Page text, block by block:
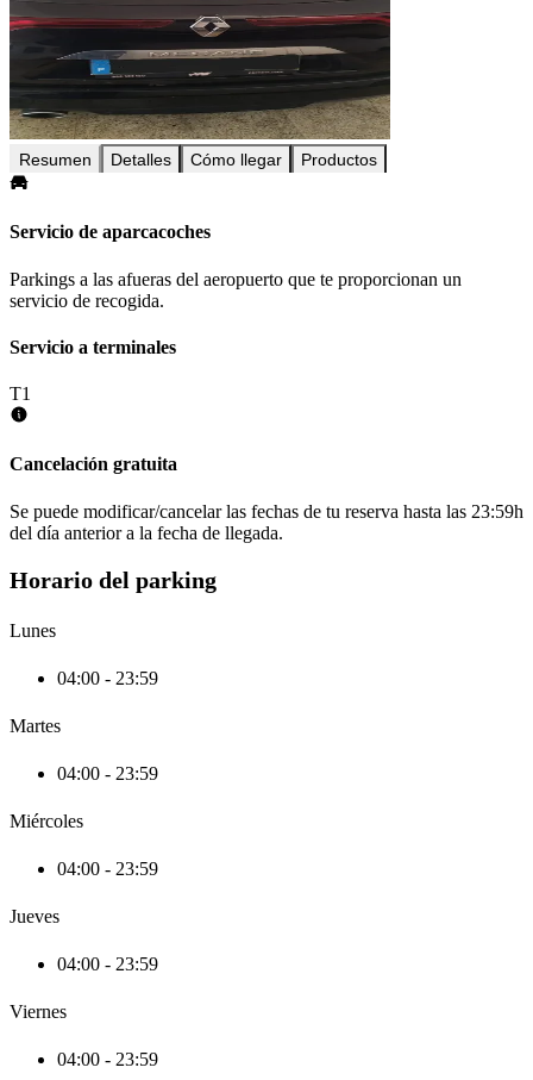
Resumen Detalles Cómo llegar Productos
Servicio de aparcacoches
Parkings a las afueras del aeropuerto que te proporcionan un
servicio de recogida.
Servicio a terminales
T1
Cancelación gratuita
Se puede modificar/cancelar las fechas de tu reserva hasta las 23:59h
del día anterior a la fecha de llegada.
Horario del parking
Lunes
04:00 - 23:59
Martes
04:00 - 23:59
Miércoles
04:00 - 23:59
Jueves
04:00 - 23:59
Viernes
04:00 - 23:59